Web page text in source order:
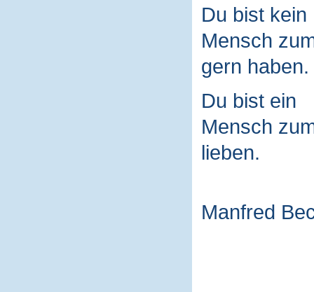
Du bist kein
Mensch
gern haben.
Du bist ein
Mensch
lieben.
Manfred